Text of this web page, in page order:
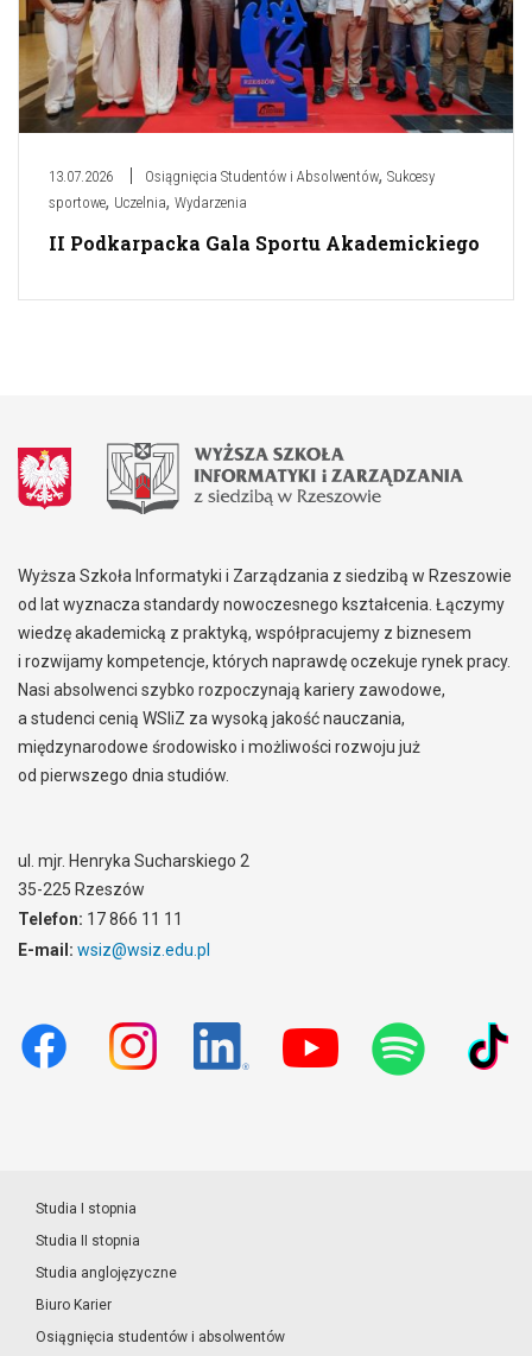
13.07.2026 Osiągnięcia Studentów i Absolwentów, Sukcesy
sportowe, Uczelnia, Wydarzenia
II Podkarpacka Gala Sportu Akademickiego
Wyższa Szkoła Informatyki i Zarządzania z siedzibą w Rzeszowie
od lat wyznacza standardy nowoczesnego kształcenia. Łączymy
wiedzę akademicką z praktyką, współpracujemy z biznesem
i rozwijamy kompetencje, których naprawdę oczekuje rynek pracy.
Nasi absolwenci szybko rozpoczynają kariery zawodowe,
a studenci cenią WSIiZ za wysoką jakość nauczania,
międzynarodowe środowisko i możliwości rozwoju już
od pierwszego dnia studiów.
ul. mjr. Henryka Sucharskiego 2
35-225 Rzeszów
Telefon: 17 866 11 11
E-mail: wsiz@wsiz.edu.pl
Studia I stopnia
Studia II stopnia
Studia anglojęzyczne
Biuro Karier
Osiągnięcia studentów i absolwentów